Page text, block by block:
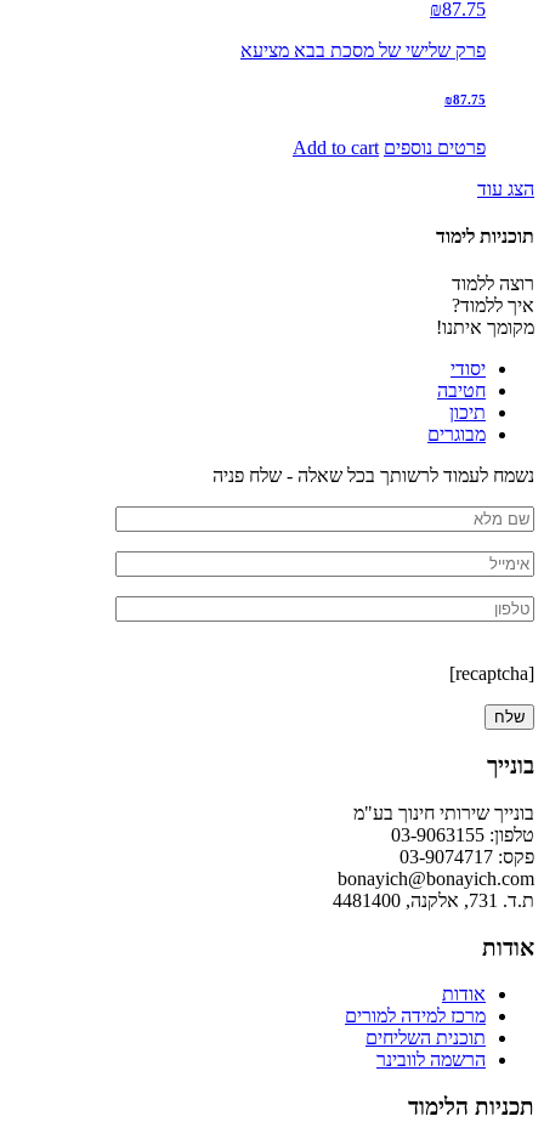
₪87.75
פרק שלישי של מסכת בבא מציעא
₪87.75
פרטים נוספים Add to cart
הצג עוד
תוכניות לימוד
רוצה ללמוד
איך ללמוד?
מקומך איתנו!
יסודי
חטיבה
תיכון
מבוגרים
נשמח לעמוד לרשותך בכל שאלה - שלח פניה
[recaptcha]
בונייך
בונייך שירותי חינוך בע"מ
טלפון: 03-9063155
פקס: 03-9074717
bonayich@bonayich.com
ת.ד. 731, אלקנה, 4481400
אודות
אודות
מרכז למידה למורים
תוכנית השליחים
הרשמה לוובינר
תכניות הלימוד